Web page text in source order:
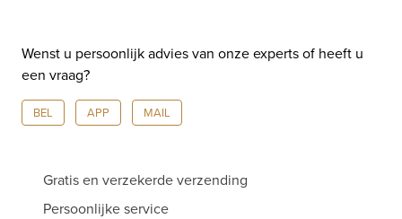
Wenst u persoonlijk advies van onze experts of heeft u
een vraag?
BEL APP MAIL
Gratis en verzekerde verzending
Persoonlijke service